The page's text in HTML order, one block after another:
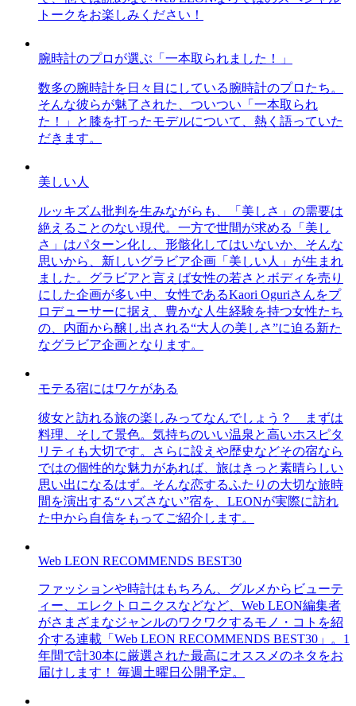
トークをお楽しみください！
腕時計のプロが選ぶ「一本取られました！」
数多の腕時計を日々目にしている腕時計のプロたち。
そんな彼らが魅了された、ついつい「一本取られ
た！」と膝を打ったモデルについて、熱く語っていた
だきます。
美しい人
ルッキズム批判を生みながらも、「美しさ」の需要は
絶えることのない現代。一方で世間が求める「美し
さ」はパターン化し、形骸化してはいないか、そんな
思いから、新しいグラビア企画「美しい人」が生まれ
ました。グラビアと言えば女性の若さとボディを売り
にした企画が多い中、女性であるKaori Oguriさんをプ
ロデューサーに据え、豊かな人生経験を持つ女性たち
の、内面から醸し出される“大人の美しさ”に迫る新た
なグラビア企画となります。
モテる宿にはワケがある
彼女と訪れる旅の楽しみってなんでしょう？ まずは
料理、そして景色。気持ちのいい温泉と高いホスピタ
リティも大切です。さらに設えや歴史などその宿なら
ではの個性的な魅力があれば、旅はきっと素晴らしい
思い出になるはず。そんな恋するふたりの大切な旅時
間を演出する“ハズさない”宿を、LEONが実際に訪れ
た中から自信をもってご紹介します。
Web LEON RECOMMENDS BEST30
ファッションや時計はもちろん、グルメからビューテ
ィー、エレクトロニクスなどなど、Web LEON編集者
がさまざまなジャンルのワクワクするモノ・コトを紹
介する連載「Web LEON RECOMMENDS BEST30」。1
年間で計30本に厳選された最高にオススメのネタをお
届けします！ 毎週土曜日公開予定。